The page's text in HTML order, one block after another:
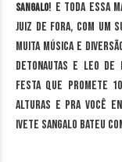
Sangalo! E toda essa
Juiz de Fora, com um
muita música e
Detonautas e Leo de
festa que promete
alturas e pra você
Ivete Sangalo bateu